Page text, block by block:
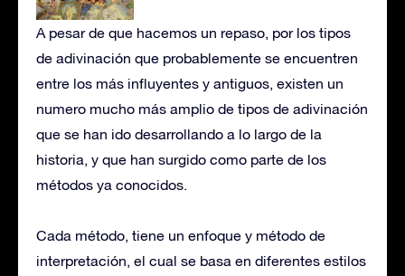
A pesar de que hacemos un repaso, por los tipos
de adivinación que probablemente se encuentren
entre los más influyentes y antiguos, existen un
numero mucho más amplio de tipos de adivinación
que se han ido desarrollando a lo largo de la
historia, y que han surgido como parte de los
métodos ya conocidos.
Cada método, tiene un enfoque y método de
interpretación, el cual se basa en diferentes estilos